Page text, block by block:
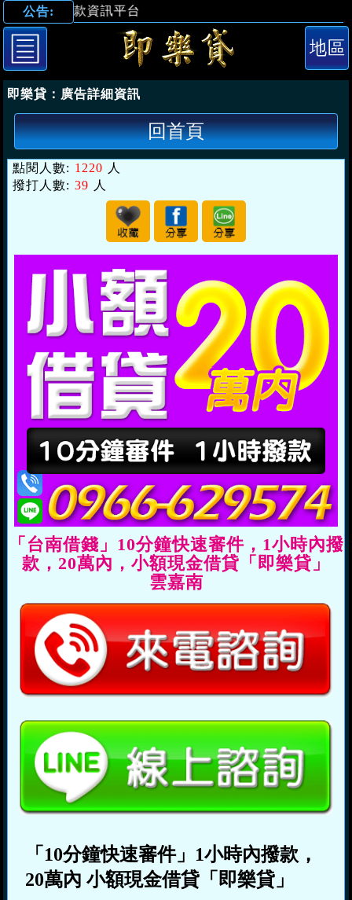
公告:
借錢借款資訊平台
即樂貸： 廣告詳細資訊
回首頁
點閱人數: 1220 人
撥打人數: 39 人
「台南借錢」10分鐘快速審件，1小時內撥
款，20萬內，小額現金借貸「即樂貸」
雲嘉南
「10分鐘快速審件」1小時內撥款，
20萬內 小額現金借貸「即樂貸」